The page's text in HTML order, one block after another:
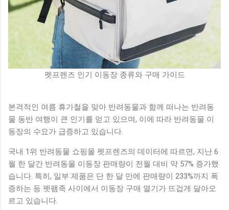
펫프렌즈 인기 이동장 종류와 구매 가이드
본격적인 여름 휴가철을 맞아 반려동물과 함께 떠나는 반려동
물 동반 여행이 큰 인기를 얻고 있으며, 이에 따라 반려동물 이
동장의 수요가 급증하고 있습니다.
국내 1위 반려동물 쇼핑몰 펫프렌즈의 데이터에 따르면, 지난 6
월 한 달간 반려동물 이동장 판매량이 전월 대비 약 57% 증가했
습니다. 특히, 일부 제품은 단 한 달 만에 판매량이 233%까지 폭
증하는 등 펫팸족 사이에서 이동장 구매 열기가 뜨겁게 달아오
르고 있습니다.